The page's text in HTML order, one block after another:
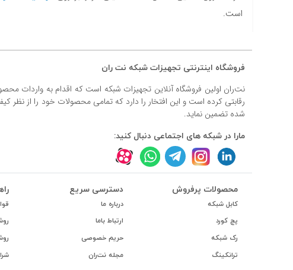
است.
فروشگاه اینترنتی تجهیزات شبکه نت ران
نت‌ران اولین فروشگاه آنلاین تجهیزات شبکه است که اقدام به واردات
رقابتی کرده است و این افتخار را دارد که تمامی محصولات خود را از نظر
شده تضمین نماید.
مارا در شبکه های اجتماعی دنبال کنید:
محصولات پرفروش
کابل شبکه
پچ کورد
رک شبکه
ترانکینگ
دسترسی سریع
درباره ما
ارتباط باما
حریم خصوصی
مجله نت‌ران